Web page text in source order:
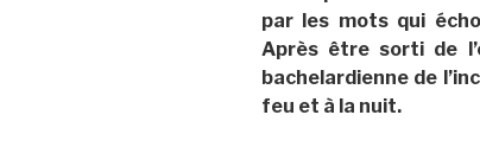
par les mots qui
Après être sorti de
bachelardienne de
feu et à la nuit.